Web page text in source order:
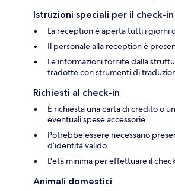
Istruzioni speciali per il check-in
La reception è aperta tutti i giorni
Il personale alla reception è
Le informazioni fornite dalla
tradotte con strumenti di
Richiesti al check-in
È richiesta una carta di credito o
eventuali spese accessorie
Potrebbe essere necessario
d’identità valido
L'età minima per effettuare il
Animali domestici